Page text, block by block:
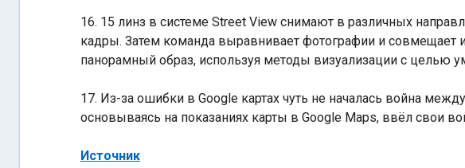
16. 15 линз в системе Street View снимают в различных
кадры. Затем команда выравнивает фотографии и совмещает
панорамный образ, используя методы визуализации с целью
17. Из-за ошибки в Google картах чуть не началась война
основываясь на показаниях карты в Google Maps, ввёл свои
Источник